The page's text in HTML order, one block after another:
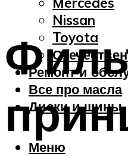
Nissan
Toyota
Ремонт и
Все про масла
Диски и шины
Меню